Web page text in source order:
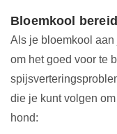
Bloemkool
Als je bloemkool
om het goed voor te
die je kunt volgen
hond: